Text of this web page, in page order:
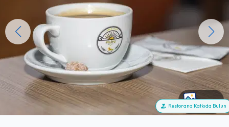
+103
Restorana Katkıda Bulun